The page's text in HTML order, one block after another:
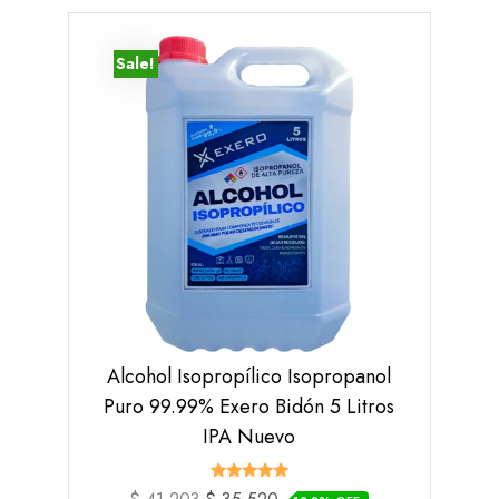
Sale!
Alcohol Isopropílico Isopropanol
Puro 99.99% Exero Bidón 5 Litros
IPA Nuevo
Valorado